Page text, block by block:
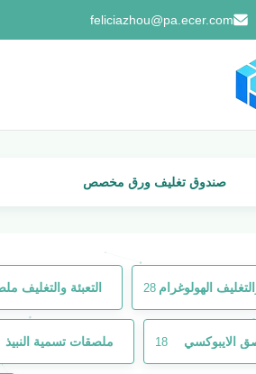
feliciazhou@pa.ecer.com
صندوق تغليف ورق مخصص
الهولوغرام 28 التعبئة والتغليف
الايبوكسي 18 ملصقات تسمية النبيذ